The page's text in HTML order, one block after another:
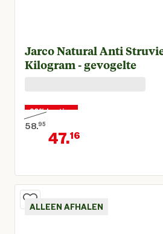
Jarco Natural Anti
Kilogram - gevogelte
20% korting
58.95
Oorspronkelijke prijs € 58,95
47.16
Huidige
ALLEEN AFHALEN